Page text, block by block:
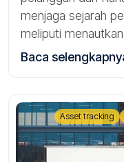
menjaga sejarah
meliputi
mengaktifkan
Baca
Asset tracking